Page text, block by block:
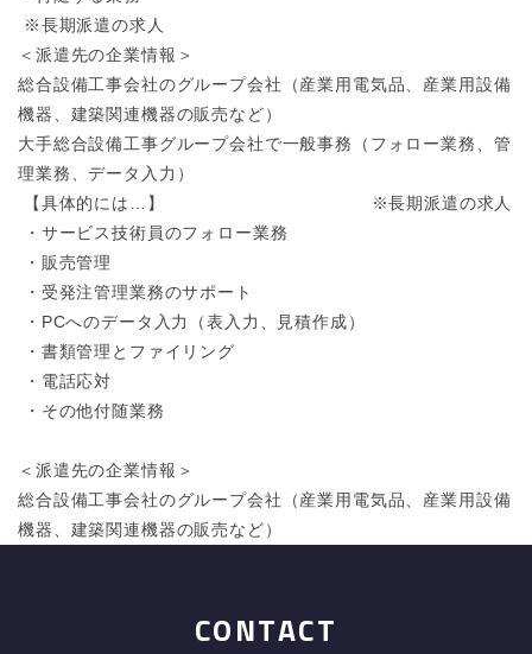
※長期派遣の求人
＜派遣先の企業情報＞
総合設備工事会社のグループ会社（産業用電気品、産業用設備
機器、建築関連機器の販売など）
大手総合設備工事グループ会社で一般事務（フォロー業務、管
理業務、データ入力）
【具体的には…】
・サービス技術員のフォロー業務
・販売管理
・受発注管理業務のサポート
・PCへのデータ入力（表入力、見積作成）
・書類管理とファイリング
・電話応対
・その他付随業務
※長期派遣の求人
＜派遣先の企業情報＞
総合設備工事会社のグループ会社（産業用電気品、産業用設備
機器、建築関連機器の販売など）
CONTACT